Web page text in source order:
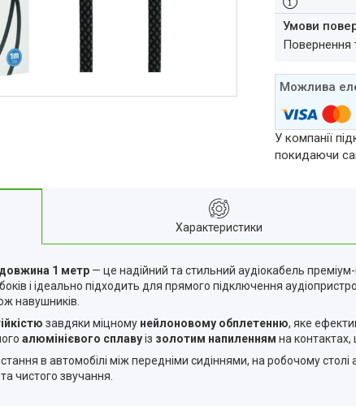
У компанії
покидаючи
Характеристики
1 метр — це надійний та стильний аудіокабель
і ідеально підходить для прямого підключення
навушників.
завдяки міцному нейлоновому обплетенню, яке
алюмінієвого сплавуіз золотим напиленням на контактах,
в автомобілі між передніми сидіннями, на робочому
чистого звучання.